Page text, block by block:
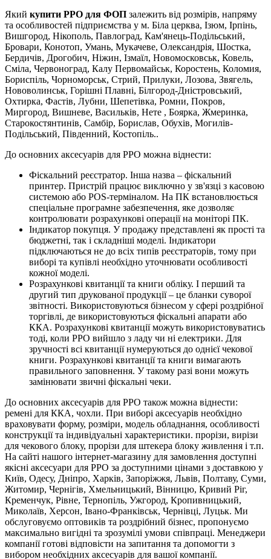
Який купити РРО для ФОП залежить від розмірів, напряму
та особливостей підприємства у м. Біла церква, Ізюм, Ірпінь,
Вишгород, Нікополь, Павлоград, Кам'янець-Подільський,
Бровари, Конотоп, Умань, Мукачеве, Олександрія, Шостка,
Бердичів, Дрогобич, Ніжин, Ізмаїл, Новомосковськ, Ковель,
Сміла, Червоноград, Калу Первомайськ, Коростень, Коломия,
Бориспіль, Чорноморськ, Стрий, Прилуки, Лозова, Звягель,
Нововолинськ, Горішні Плавні, Білгород-Дністровський,
Охтирка, Фастів, Лубни, Шепетівка, Ромни, Покров,
Миргород, Вишневе, Васильків, Нете , Боярка, Жмеринка,
Старокостянтинів, Самбір, Борислав, Обухів, Могилів-
Подільський, Південний, Костопіль..
До основних аксесуарів для РРО можна віднести:
Фіскальний реєстратор. Інша назва – фіскальний
принтер. Пристрій працює виключно у зв'язці з касовою
системою або POS-терміналом. На ПК встановлюється
спеціальне програмне забезпечення, яке дозволяє
контролювати розрахункові операції на моніторі ПК.
Індикатор покупця. У продажу представлені як прості та
бюджетні, так і складніші моделі. Індикатори
підключаються не до всіх типів реєстраторів, тому при
виборі та купівлі необхідно уточнювати особливості
кожної моделі.
Розрахункові квитанції та книги обліку. І перший та
другий тип друкованої продукції – це бланки суворої
звітності. Використовуються бізнесом у сфері роздрібної
торгівлі, де використовуються фіскальні апарати або
ККА. Розрахункові квитанції можуть використовуватись
тоді, коли РРО вийшло з ладу чи ні електрики. Для
зручності всі квитанції нумеруються до однієї чекової
книги. Розрахункові квитанції та книги вимагають
правильного заповнення. У такому разі вони можуть
замінювати звичні фіскальні чеки.
До основних аксесуарів для РРО також можна віднести:
ремені для ККА, чохли. При виборі аксесуарів необхідно
враховувати форму, розміри, модель обладнання, особливості
конструкції та індивідуальні характеристики. прорізи, вирізи
для чекового блоку, прорізи для штекера блоку живлення і т.п.
На сайті нашого інтернет-магазину для замовлення доступні
якісні аксесуари для РРО за доступними цінами з доставкою у
Київ, Одесу, Дніпро, Харків, Запоріжжя, Львів, Полтаву, Суми,
Житомир, Чернігів, Хмельницький, Вінницю, Кривий Ріг,
Кременчук, Рівне, Тернопіль, Ужгород, Кропивницький,
Миколаїв, Херсон, Івано-Франківськ, Чернівці, Луцьк. Ми
обслуговуємо оптовиків та роздрібний бізнес, пропонуємо
максимально вигідні та зрозумілі умови співпраці. Менеджери
компанії готові відповісти на запитання та допомогти з
вибором необхідних аксесуарів для вашої компанії.